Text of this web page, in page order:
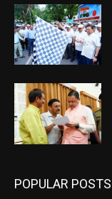
POPULAR POSTS